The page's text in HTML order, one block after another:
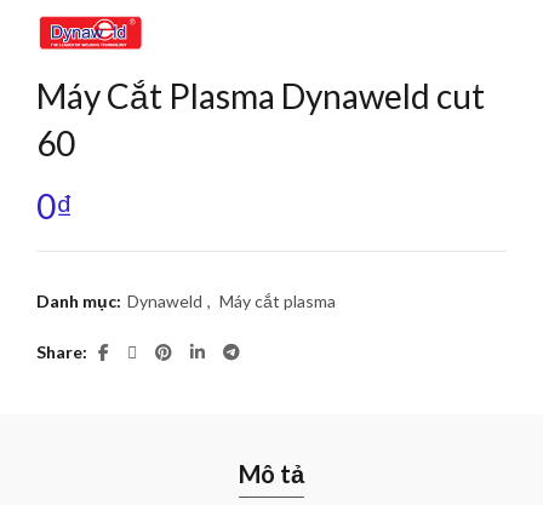
Máy Cắt Plasma Dynaweld cut
60
0₫
Danh mục: Dynaweld , Máy cắt plasma
Share
Mô tả